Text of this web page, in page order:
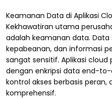
Keamanan Data di Aplikasi
Kekhawatiran utama
adalah keamanan data.
kepabeanan, dan informasi
sangat sensitif. Aplikasi
dengan enkripsi data end-
kontrol akses berbasis peran,
komprehensif.